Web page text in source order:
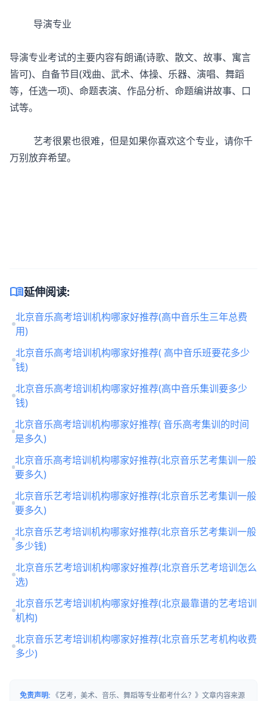
导演专业
导演专业考试的主要内容有朗诵(诗歌、散文、故事、寓言
皆可)、自备节目(戏曲、武术、体操、乐器、演唱、舞蹈
等，任选一项)、命题表演、作品分析、命题编讲故事、口
试等。
艺考很累也很难，但是如果你喜欢这个专业，请你千
万别放弃希望。
menu_book延伸阅读:
北京音乐高考培训机构哪家好推荐(高中音乐生三年总费
用)
北京音乐高考培训机构哪家好推荐( 高中音乐班要花多少
钱)
北京音乐高考培训机构哪家好推荐(高中音乐集训要多少
钱)
北京音乐高考培训机构哪家好推荐( 音乐高考集训的时间
是多久)
北京音乐高考培训机构哪家好推荐(北京音乐艺考集训一般
要多久)
北京音乐艺考培训机构哪家好推荐(北京音乐艺考集训一般
要多久)
北京音乐艺考培训机构哪家好推荐(北京音乐艺考集训一般
多少钱)
北京音乐艺考培训机构哪家好推荐(北京音乐艺考培训怎么
选)
北京音乐艺考培训机构哪家好推荐(北京最靠谱的艺考培训
机构)
北京音乐艺考培训机构哪家好推荐(北京音乐艺考机构收费
多少)
免责声明: 《艺考，美术、音乐、舞蹈等专业都考什么？》文章内容来源